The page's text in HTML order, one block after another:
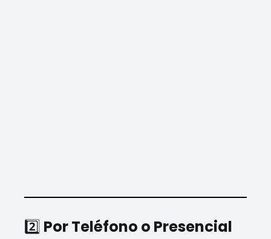
2️⃣ Por Teléfono o Presencial